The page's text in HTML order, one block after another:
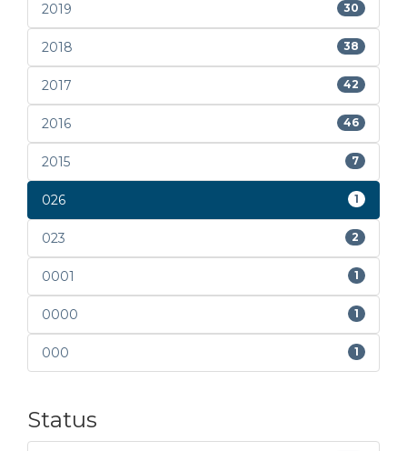
2019 30
2018 38
2017 42
2016 46
2015 7
026 1
023 2
0001 1
0000 1
000 1
Status